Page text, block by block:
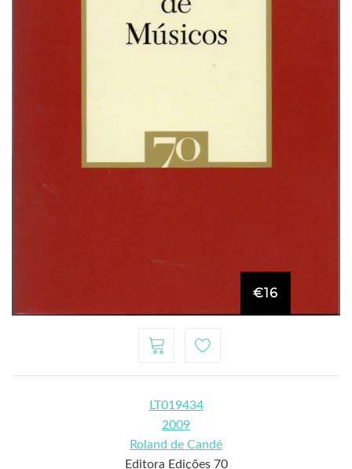
€16
LT019434
2009
Roland de Candé
Editora Edições 70